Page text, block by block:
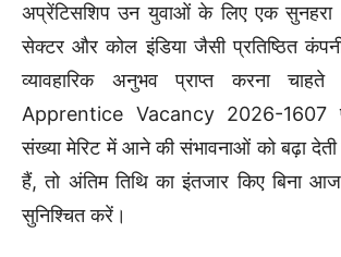
अप्रेंटिसशिप उन युवाओं के लिए एक
सेक्टर और कोल इंडिया जैसी प्रतिष्ठित
व्यावहारिक अनुभव प्राप्त करना
Apprentice Vacancy 2026-1607
संख्या मेरिट में आने की संभावनाओं को बढ़ा
हैं, तो अंतिम तिथि का इंतजार किए बिना
सुनिश्चित करें।